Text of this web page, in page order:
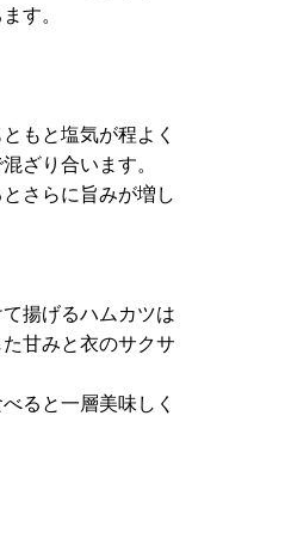
す。
もと塩気が程よく
ざり合います。
さらに旨みが増し
揚げるハムカツは
甘みと衣のサクサ
ると一層美味しく